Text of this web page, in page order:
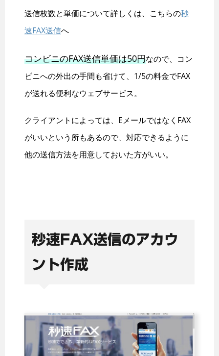
送信枚数と単価について詳しくは、こちらの秒
速FAX送信へ
コンビニのFAX送信単価は50円なので、コン
ビニへの外出の手間も省けて、1/5の料金でFAX
が送れる便利なウェブサービス。
クライアントによっては、EメールではなくFAX
がいいという所もあるので、対応できるように
他の送信方法を用意しておいた方がいい。
秒速FAX送信のアカウ
ント作成